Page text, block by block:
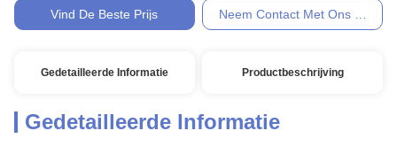
Vind De Beste Prijs Neem Contact Met Ons Op
Gedetailleerde Informatie Productbeschrijving
Gedetailleerde Informatie